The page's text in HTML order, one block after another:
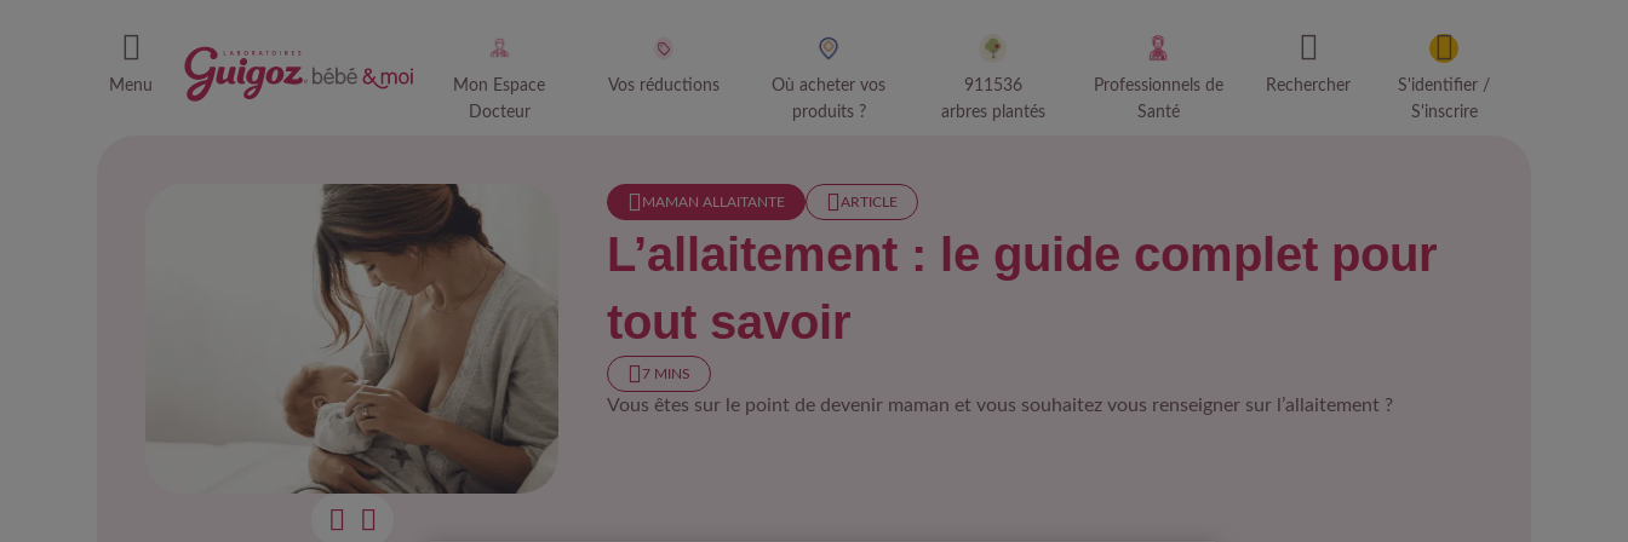
Menu
Mon Espace
Docteur
Vos réductions
Où acheter vos
produits ?
911536
arbres plantés
Professionnels de
Santé
Rechercher
S'identifier /
S'inscrire
MAMAN ALLAITANTE ARTICLE
L’allaitement : le guide complet pour
tout savoir
7 MINS
Vous êtes sur le point de devenir maman et vous souhaitez vous renseigner sur l’allaitement ?